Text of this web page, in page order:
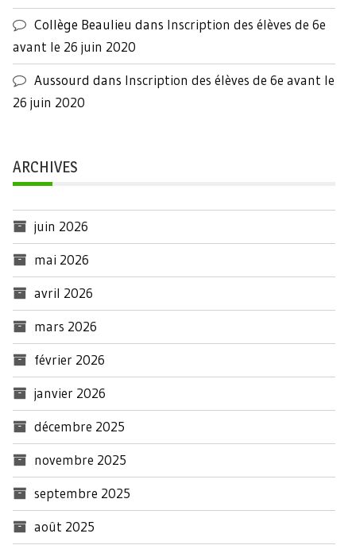
Collège Beaulieu dans Inscription des élèves de 6e
avant le 26 juin 2020
Aussourd dans Inscription des élèves de 6e avant le
26 juin 2020
ARCHIVES
juin 2026
mai 2026
avril 2026
mars 2026
février 2026
janvier 2026
décembre 2025
novembre 2025
septembre 2025
août 2025